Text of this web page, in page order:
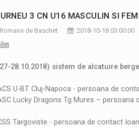
3 CN U16 MASCULIN SI
de Baschet 2018-10-18 03:00:00
28.10.2018) sistem de alcatuire
U-BT Cluj-Napoca - persoana de
Lucky Dragons Tg Mures –
Targoviste - persoana de contact